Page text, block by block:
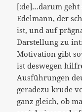
[:de]…darum geht
Edelmann, der
ist, und auf
Darstellung zu
Motivation gibt
ist deswegen
Ausführungen
geradezu krude
ganz gleich, ob